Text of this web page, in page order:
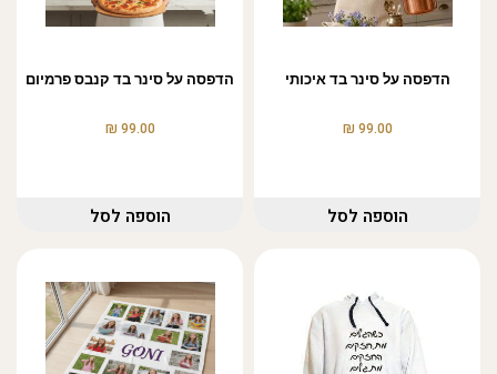
הדפסה על סינר בד איכותי
99.00
₪
הוספה לסל
הדפסה על סינר בד קנבס פרמיום
99.00
₪
הוספה לסל